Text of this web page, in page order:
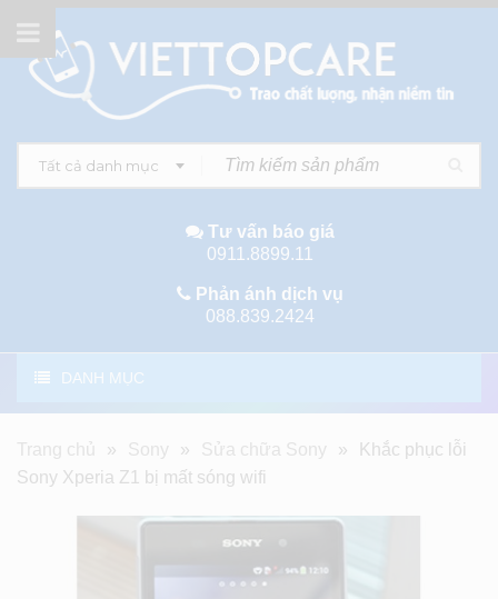
Tất cả danh mục
Tư vấn báo giá
0911.8899.11
Phản ánh dịch vụ
088.839.2424
DANH MỤC
Trang chủ » Sony » Sửa chữa Sony »
Khắc phục lỗi
Sony Xperia Z1 bị mất sóng wifi